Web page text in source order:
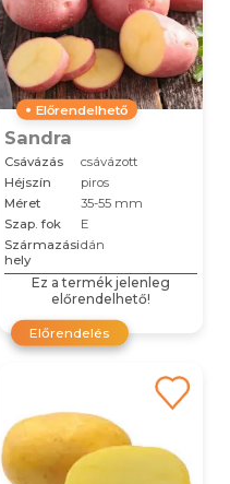
Előrendelhető
Sandra
Csávázás
csávázott
Héjszín
piros
Méret
35-55 mm
Szap. fok
E
Származási
hely
dán
Ez a termék jelenleg
előrendelhető!
Előrendelés